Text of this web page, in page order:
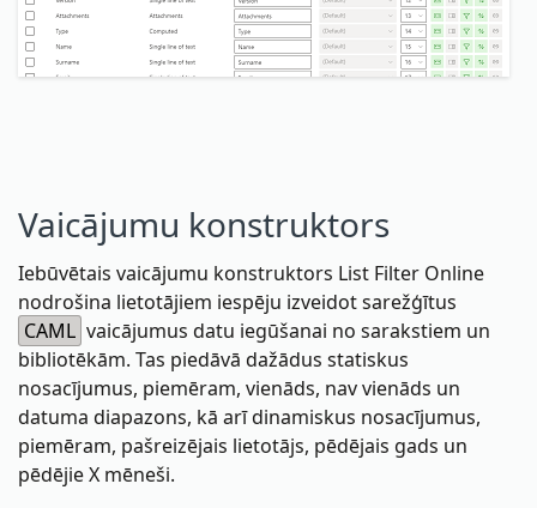
Vaicājumu konstruktors
Iebūvētais vaicājumu konstruktors List Filter Online
nodrošina lietotājiem iespēju izveidot sarežģītus
CAML vaicājumus datu iegūšanai no sarakstiem un
bibliotēkām. Tas piedāvā dažādus statiskus
nosacījumus, piemēram, vienāds, nav vienāds un
datuma diapazons, kā arī dinamiskus nosacījumus,
piemēram, pašreizējais lietotājs, pēdējais gads un
pēdējie X mēneši.